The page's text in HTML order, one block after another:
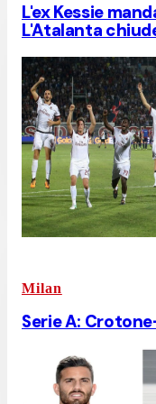
L'ex Kessie
L'Atalanta
Milan
Serie A: